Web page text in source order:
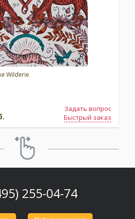
Wilderie
Задать вопрос
Быстрый заказ
255-04-74